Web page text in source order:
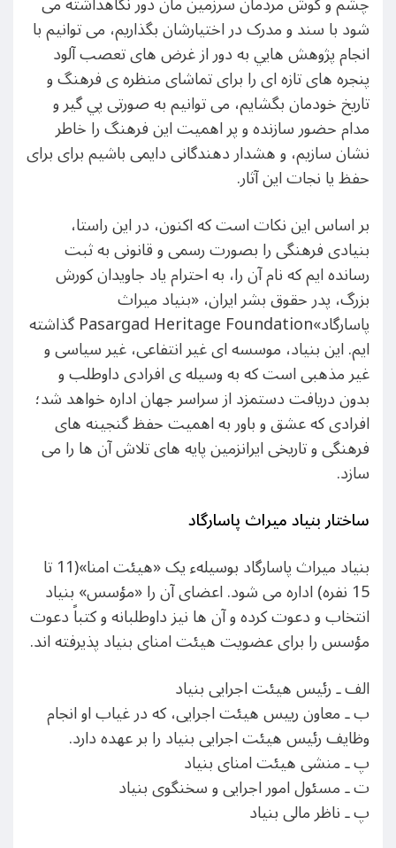
شود با سند و مدرک در اختيارشان بگذاريم، می توانيم با
انجام پژوهش هایي به دور از غرض های تعصب آلود
پنجره های تازه ای را برای تماشای منظره ی فرهنگ و
تاريخ خودمان بگشايم، می توانيم به صورتی پي گير و
مدام حضور سازنده و پر اهميت اين فرهنگ را خاطر
نشان سازيم، و هشدار دهندگانی دايمی باشيم برای برای
حفظ يا نجات اين آثار.
بر اساس اين نکات است که اکنون، در اين راستا،
بنيادی فرهنگی را بصورت رسمی و قانونی به ثبت
رسانده ايم که نام آن را، به احترام ياد جاويدان کورش
بزرگ، پدر حقوق بشر ایران، «بنياد ميراث
پاسارگاد»Pasargad Heritage Foundation گذاشته
ايم. اين بنياد، موسسه ای غير انتفاعی، غير سياسی و
غير مذهبی است که به وسيله ی افرادی داوطلب و
بدون دريافت دستمزد از سراسر جهان اداره خواهد شد؛
افرادی که عشق و باور به اهميت حفظ گنجينه های
فرهنگی و تاريخی ايرانزمين پايه های تلاش آن ها را می
سازد.
ساختار بنياد ميراث پاسارگاد
بنياد ميراث پاسارگاد بوسيلهء يک «هيئت امنا»(11 تا
15 نفره) اداره می شود. اعضای آن را «مؤسس» بنياد
انتخاب و دعوت کرده و آن ها نيز داوطلبانه و کتباً دعوت
مؤسس را برای عضويت هيئت امنای بنياد پذيرفته اند.
الف ـ رئيس هيئت اجرایی بنياد
ب ـ معاون رييس هيئت اجرایی، که در غياب او انجام
وظايف رئيس هيئت اجرایی بنياد را بر عهده دارد.
پ ـ منشی هيئت امنای بنياد
ت ـ مسئول امور اجرایی و سخنگوی بنياد
پ ـ ناظر مالی بنياد